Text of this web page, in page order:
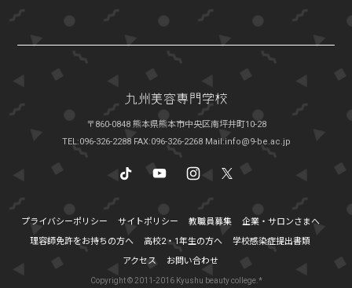
〒860-0848 熊本県熊本市中央区南坪井町10-28
TEL:096-326-2288 FAX:096-326-2268 Mail:info@9-be.ac.jp
プライバシーポリシー サイトポリシー 教職員募集
企業・サロンさまへ
理容師免許をお持ちの方へ
高校2・1年生の方へ
学校感染症提出書類
アクセス
お問い合わせ
Copyright © 2011-2016 Kyushu beauty college.*